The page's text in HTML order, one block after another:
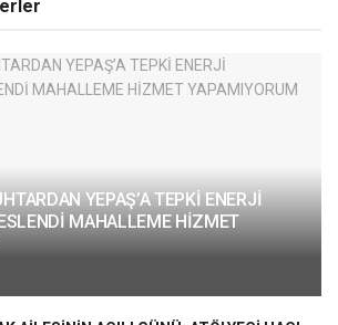
YEPAŞ’A TEPKİ ENERJİ
MAHALLEME HİZMET